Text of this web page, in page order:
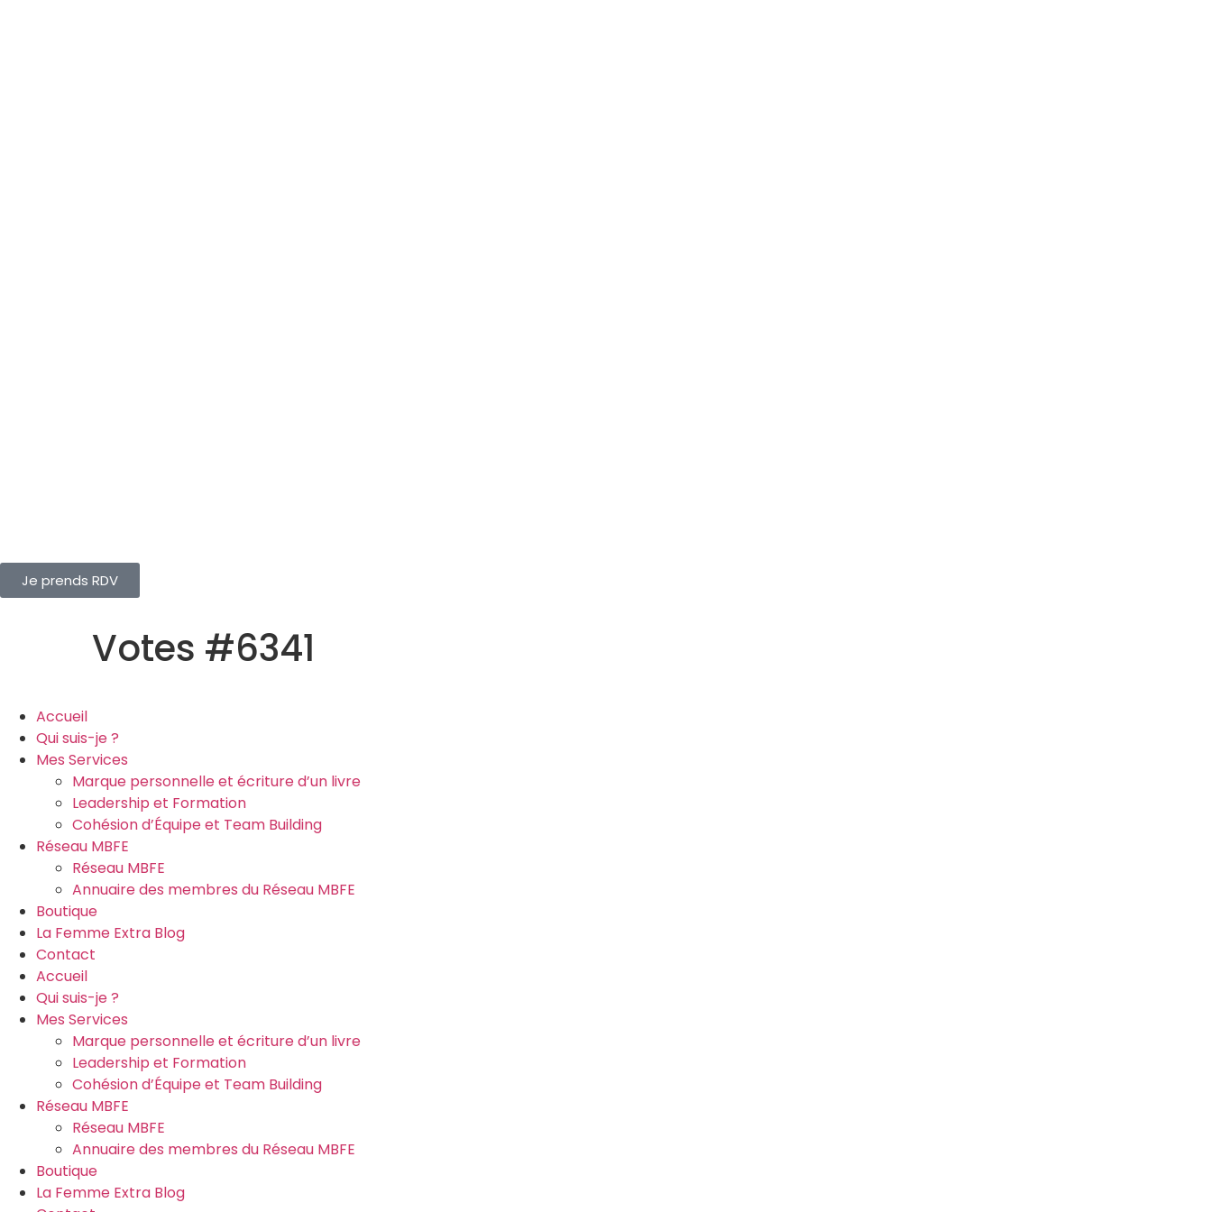
Je prends RDV
Votes #6341
Accueil
Qui suis-je ?
Mes Services
Marque personnelle et écriture d’un livre
Leadership et Formation
Cohésion d’Équipe et Team Building
Réseau MBFE
Réseau MBFE
Annuaire des membres du Réseau MBFE
Boutique
La Femme Extra Blog
Contact
Accueil
Qui suis-je ?
Mes Services
Marque personnelle et écriture d’un livre
Leadership et Formation
Cohésion d’Équipe et Team Building
Réseau MBFE
Réseau MBFE
Annuaire des membres du Réseau MBFE
Boutique
La Femme Extra Blog